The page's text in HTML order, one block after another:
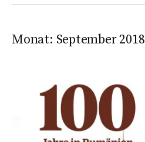
Monat: September 2018